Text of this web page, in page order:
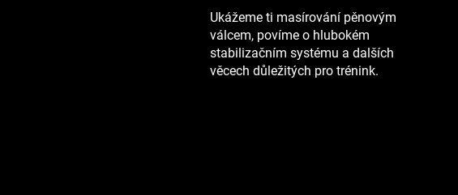
Ukážeme ti masírování pěnovým
válcem, povíme o hlubokém
stabilizačním systému a dalších
věcech důležitých pro trénink.